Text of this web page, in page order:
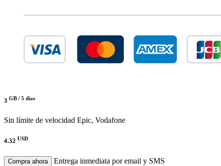
3 GB / 5 días
Sin límite de velocidad Epic, Vodafone
4.32 USD
Compra ahora
Entrega inmediata por email y SMS